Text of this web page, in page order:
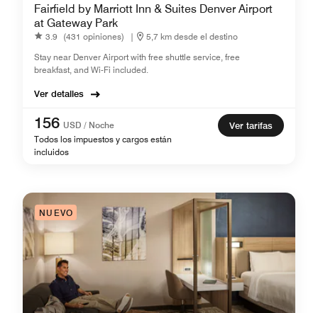
Fairfield by Marriott Inn & Suites Denver Airport
at Gateway Park
3.9 (431 opiniones) |
5,7 km desde el destino
Stay near Denver Airport with free shuttle service, free
breakfast, and Wi-Fi included.
Ver detalles
156 USD / Noche
Todos los impuestos y cargos están
incluidos
Ver tarifas
NUEVO